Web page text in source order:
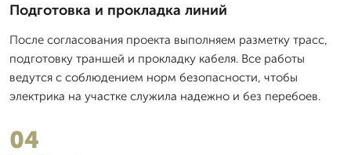
Подготовка и прокладка линий
После согласования проекта выполняем разметку трасс,
подготовку траншей и прокладку кабеля. Все работы
ведутся с соблюдением норм безопасности, чтобы
электрика на участке служила надежно и без перебоев.
04